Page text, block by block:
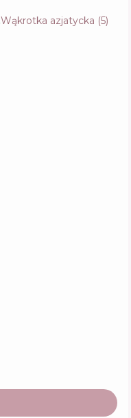
Wąkrotka azjatycka (5)